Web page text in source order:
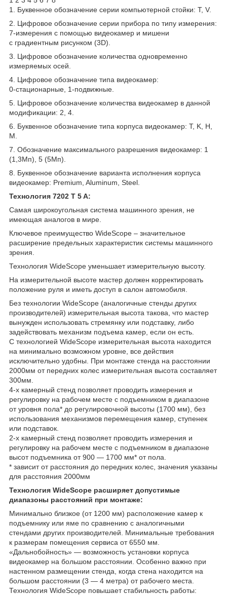
1. Буквенное обозначение серии компьютерной стойки: Т, V.
2. Цифровое обозначение серии прибора по типу измерения:
7-измерения с помощью видеокамер и мишени
с градиентным рисунком (3D).
3. Цифровое обозначение количества одновременно
измеряемых осей.
4. Цифровое обозначение типа видеокамер:
0-стационарные, 1-подвижные.
5. Цифровое обозначение количества видеокамер в данной
модификации: 2, 4.
6. Буквенное обозначение типа корпуса видеокамер: T, K, H,
M.
7. Обозначение максимального разрешения видеокамер: 1
(1,3Мп), 5 (5Мп).
8. Буквенное обозначение варианта исполнения корпуса
видеокамер: Premium, Aluminum, Steel.
Технология 7202 T 5 A:
Cамая широкоугольная система машинного зрения, не
имеющая аналогов в мире.
Ключевое преимущество WideScope – значительное
расширение предельных характеристик системы машинного
зрения.
Технология WideScope уменьшает измерительную высоту.
На измерительной высоте мастер должен корректировать
положение руля и иметь доступ в салон автомобиля.
Без технологии WideScope (аналогичные стенды других
производителей) измерительная высота такова, что мастер
вынужден использовать стремянку или подставку, либо
задействовать механизм подъема камер, если он есть.
С технологией WideScope измерительная высота находится
на минимально возможном уровне, все действия
исключительно удобны. При монтаже стенда на расстоянии
2000мм от передних колес измерительная высота составляет
300мм.
4-х камерный стенд позволяет проводить измерения и
регулировку на рабочем месте с подъемником в диапазоне
от уровня пола* до регулировочной высоты (1700 мм), без
использования механизмов перемещения камер, ступенек
или подставок.
2-х камерный стенд позволяет проводить измерения и
регулировку на рабочем месте с подъемником в диапазоне
высот подъемника от 900 — 1700 мм* от пола.
* зависит от расстояния до передних колес, значения указаны
для расстояния 2000мм
Технология WideScope расширяет допустимые
диапазоны расстояний при монтаже:
Минимально близкое (от 1200 мм) расположение камер к
подъемнику или яме по сравнению с аналогичными
стендами других производителей. Минимальные требования
к размерам помещения сервиса от 6550 мм.
«Дальнобойность» ― возможность установки корпуса
видеокамер на большом расстоянии. Особенно важно при
настенном размещении стенда, когда стена находится на
большом расстоянии (3 ― 4 метра) от рабочего места.
Технология WideScope повышает стабильность работы: